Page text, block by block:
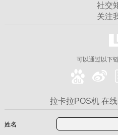
社交
关注
可以通过以下
拉卡拉POS机 在
姓名